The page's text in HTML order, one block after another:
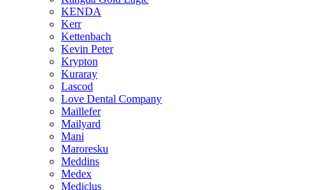
KENDA
Kerr
Kettenbach
Kevin Peter
Krypton
Kuraray
Lascod
Love Dental Company
Maillefer
Mailyard
Mani
Maroresku
Meddins
Medex
Mediclus